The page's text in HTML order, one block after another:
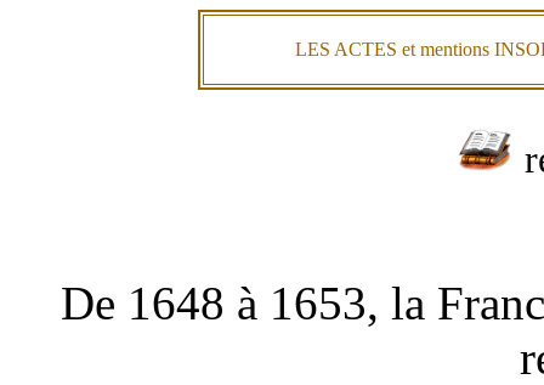
LES ACTES et mentions
De 1648 à 1653, la